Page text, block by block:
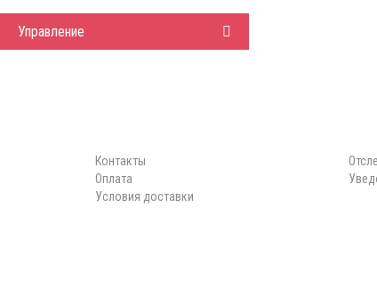
Контакты
Оплата
Условия доставки
Управление